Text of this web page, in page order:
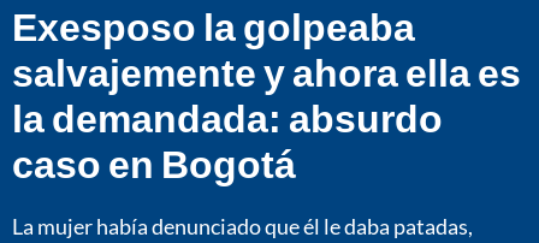
Exesposo la golpeaba
salvajemente y ahora ella es
la demandada: absurdo
caso en Bogotá
La mujer había denunciado que él le daba patadas,